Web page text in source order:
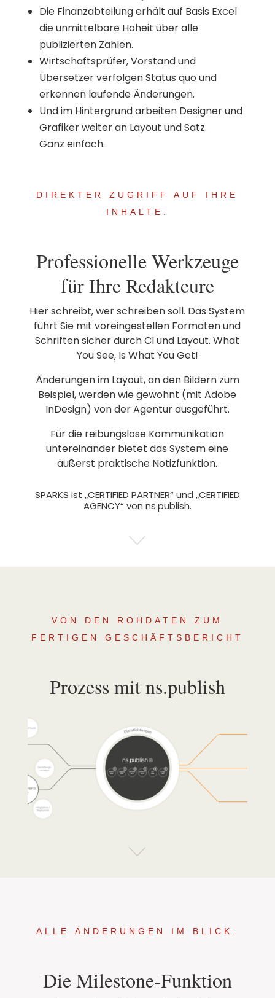
Die Finanzabteilung erhält auf Basis Excel
die unmittelbare Hoheit über alle
publizierten Zahlen.
Wirtschaftsprüfer, Vorstand und
Übersetzer verfolgen Status quo und
erkennen laufende Änderungen.
Und im Hintergrund arbeiten Designer und
Grafiker weiter an Layout und Satz.
Ganz einfach.
DIREKTER ZUGRIFF AUF IHRE
INHALTE.
Professionelle Werkzeuge
für Ihre Redakteure
Hier schreibt, wer schreiben soll. Das System
führt Sie mit voreingestellen Formaten und
Schriften sicher durch CI und Layout. What
You See, Is What You Get!
Änderungen im Layout, an den Bildern zum
Beispiel, werden wie gewohnt (mit Adobe
InDesign) von der Agentur ausgeführt.
Für die reibungslose Kommunikation
untereinander bietet das System eine
äußerst praktische Notizfunktion.
SPARKS ist „CERTIFIED PARTNER“ und „CERTIFIED
AGENCY“ von ns.publish.
VON DEN ROHDATEN ZUM
FERTIGEN GESCHÄFTSBERICHT
Prozess mit ns.publish
ALLE ÄNDERUNGEN IM BLICK:
Die Milestone-Funktion